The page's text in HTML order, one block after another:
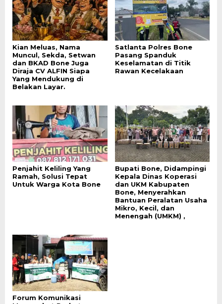
Kian Meluas, Nama
Muncul, Sekda, Setwan
dan BKAD Bone Juga
Diraja CV ALFIN Siapa
Yang Mendukung di
Belakan Layar.
Satlanta Polres Bone
Pasang Spanduk
Keselamatan di Titik
Rawan Kecelakaan
Penjahit Keliling Yang
Ramah, Solusi Tepat
Untuk Warga Kota Bone
Bupati Bone, Didampingi
Kepala Dinas Koperasi
dan UKM Kabupaten
Bone, Menyerahkan
Bantuan Peralatan Usaha
Mikro, Kecil, dan
Menengah (UMKM) ,
Forum Komunikasi